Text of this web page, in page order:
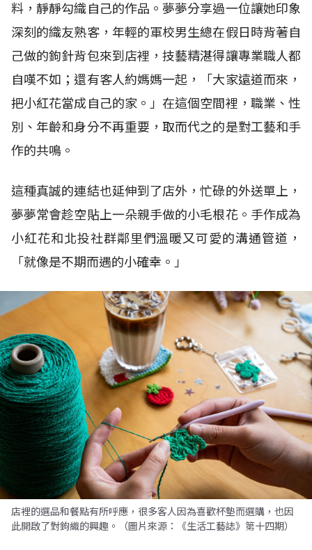
料，靜靜勾織自己的作品。夢夢分享過一位讓她印象
深刻的織友熟客，年輕的軍校男生總在假日時背著自
己做的鉤針背包來到店裡，技藝精湛得讓專業職人都
自嘆不如；還有客人約媽媽一起，「大家遠道而來，
把小紅花當成自己的家。」在這個空間裡，職業、性
別、年齡和身分不再重要，取而代之的是對工藝和手
作的共鳴。
這種真誠的連結也延伸到了店外，忙碌的外送單上，
夢夢常會趁空貼上一朵親手做的小毛根花。手作成為
小紅花和北投社群鄰里們溫暖又可愛的溝通管道，
「就像是不期而遇的小確幸。」
店裡的選品和餐點有所呼應，很多客人因為喜歡杯墊而選購，也因
此開啟了對鉤織的興趣。（圖片來源：《生活工藝誌》第十四期）